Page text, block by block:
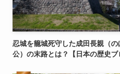
忍城を籠城死守した成田長親（の
公）の末路とは？【日本の歴史ブ